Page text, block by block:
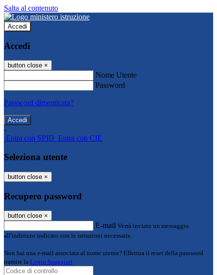
Salta al contenuto
Accedi
Accedi
button close ×
Nome Utente
Password
Password dimenticata?
-
Entra con SPID Entra con CIE
Seleziona utente
button close ×
Recupero password
button close ×
E-mail Verrà inviato un messaggio
all'indirizzo indicato con le istruzioni necessarie.
Non hai una e-mail associata al nome utente? Effettua il reset della password
tramite la Login Spaggiari